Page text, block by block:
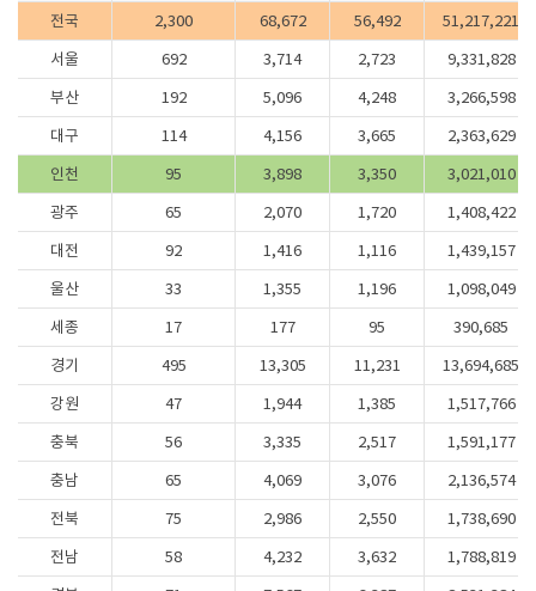
전국 2,300 68,672 56,492
51,217,221
서울
692 3,714 2,723
9,331,828
부산
192 5,096 4,248
3,266,598
대구
114 4,156 3,665
2,363,629
인천
95 3,898 3,350
3,021,010
광주
65 2,070 1,720
1,408,422
대전
92 1,416 1,116
1,439,157
울산
33 1,355 1,196
1,098,049
세종
17 177 95
390,685
경기
495 13,305 11,231
13,694,685
강원
47 1,944 1,385
1,517,766
충북
56 3,335 2,517
1,591,177
충남
65 4,069 3,076
2,136,574
전북
75 2,986 2,550
1,738,690
전남
58 4,232 3,632
1,788,819